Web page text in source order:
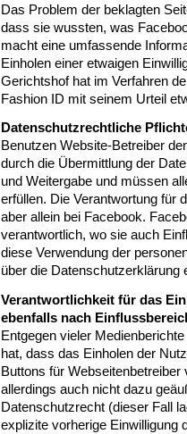
Das Problem der beklagten
dass sie wussten, was
macht eine umfassende
Einholen einer etwaigen
Gerichtshof hat im Verfahren
Fashion ID mit seinem Urteil
Datenschutzrechtliche
Benutzen Website-Betreiber
durch die Übermittlung der
und Weitergabe und müssen
erfüllen. Die Verantwortung für
aber allein bei Facebook.
verantwortlich, wo sie auch
diese Verwendung der
über die Datenschutzerklärung
Verantwortlichkeit für das
ebenfalls nach
Entgegen vieler
hat, dass das Einholen der
Buttons für
allerdings auch nicht dazu
Datenschutzrecht (dieser Fall
explizite vorherige Einwilligung